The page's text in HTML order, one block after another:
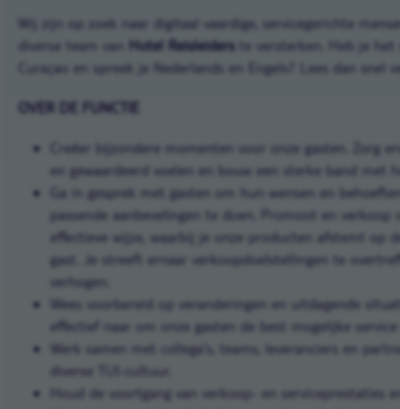
Wij zijn op zoek naar digitaal vaardige, servicegerichte
diverse team van Hotel Reisleiders te versterken. Heb je
Curaçao en spreek je Nederlands en Engels? Lees dan snel
OVER DE FUNCTIE
Creëer bijzondere momenten voor onze gasten. Zorg
en gewaardeerd voelen en bouw een sterke band met
Ga in gesprek met gasten om hun wensen en
passende aanbevelingen te doen. Promoot en verkoop
effectieve wijze, waarbij je onze producten afstemt op
gast. Je streeft ernaar verkoopdoelstellingen te
verhogen.
Wees voorbereid op veranderingen en uitdagende
effectief naar om onze gasten de best mogelijke service
Werk samen met collega's, teams, leveranciers en
diverse TUI-cultuur.
Houd de voortgang van verkoop- en serviceprestaties